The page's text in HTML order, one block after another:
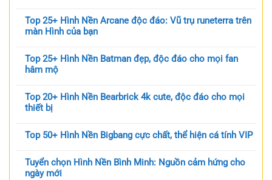
Top 25+ Hình Nền Arcane độc đáo: Vũ trụ runeterra trên
màn Hình của bạn
Top 25+ Hình Nền Batman đẹp, độc đáo cho mọi fan
hâm mộ
Top 20+ Hình Nền Bearbrick 4k cute, độc đáo cho mọi
thiết bị
Top 50+ Hình Nền Bigbang cực chất, thể hiện cá tính VIP
Tuyển chọn Hình Nền Bình Minh: Nguồn cảm hứng cho
ngày mới